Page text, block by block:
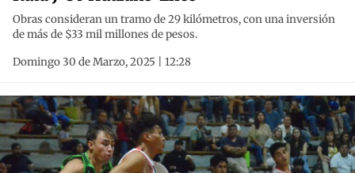
Obras consideran un tramo de 29 kilómetros, con una inversión
de más de $33 mil millones de pesos.
Domingo 30 de Marzo, 2025 | 12:28